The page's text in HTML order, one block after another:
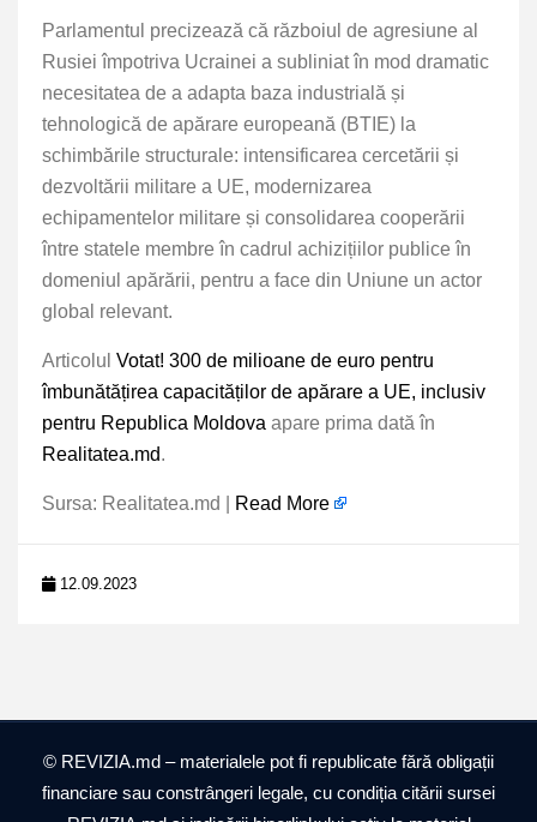
Parlamentul precizează că războiul de agresiune al
Rusiei împotriva Ucrainei a subliniat în mod dramatic
necesitatea de a adapta baza industrială și
tehnologică de apărare europeană (BTIE) la
schimbările structurale: intensificarea cercetării și
dezvoltării militare a UE, modernizarea
echipamentelor militare și consolidarea cooperării
între statele membre în cadrul achizițiilor publice în
domeniul apărării, pentru a face din Uniune un actor
global relevant.
Articolul Votat! 300 de milioane de euro pentru
îmbunătățirea capacităților de apărare a UE, inclusiv
pentru Republica Moldova apare prima dată în
Realitatea.md.
Sursa: Realitatea.md | Read More
12.09.2023
© REVIZIA.md – materialele pot fi republicate fără obligații
financiare sau constrângeri legale, cu condiția citării sursei